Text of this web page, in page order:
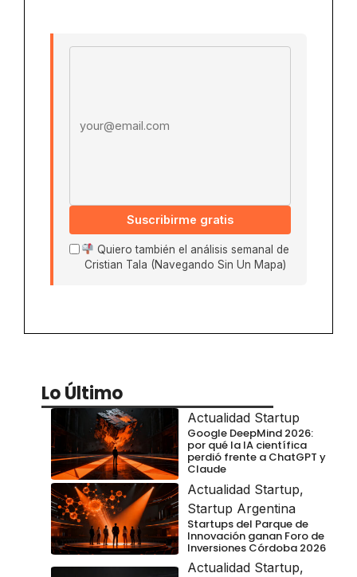
Suscribirme gratis
Quiero también el análisis semanal de
Cristian Tala (Navegando Sin Un Mapa)
Lo Último
Actualidad Startup
Google DeepMind 2026:
por qué la IA científica
perdió frente a ChatGPT y
Claude
Actualidad Startup,
Startup Argentina
Startups del Parque de
Innovación ganan Foro de
Inversiones Córdoba 2026
Actualidad Startup,